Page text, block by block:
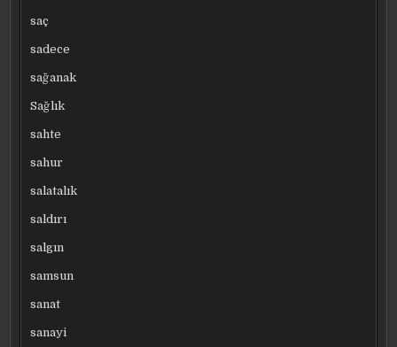
saç
sadece
sağanak
Sağlık
sahte
sahur
salatalık
saldırı
salgın
samsun
sanat
sanayi